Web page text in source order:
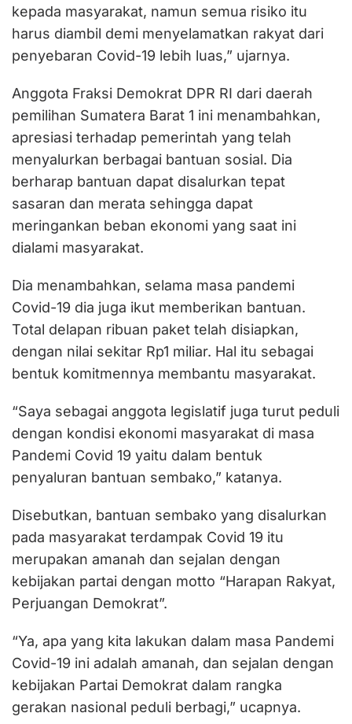
kepada masyarakat, namun semua risiko itu
harus diambil demi menyelamatkan rakyat dari
penyebaran Covid-19 lebih luas,” ujarnya.
Anggota Fraksi Demokrat DPR RI dari daerah
pemilihan Sumatera Barat 1 ini menambahkan,
apresiasi terhadap pemerintah yang telah
menyalurkan berbagai bantuan sosial. Dia
berharap bantuan dapat disalurkan tepat
sasaran dan merata sehingga dapat
meringankan beban ekonomi yang saat ini
dialami masyarakat.
Dia menambahkan, selama masa pandemi
Covid-19 dia juga ikut memberikan bantuan.
Total delapan ribuan paket telah disiapkan,
dengan nilai sekitar Rp1 miliar. Hal itu sebagai
bentuk komitmennya membantu masyarakat.
“Saya sebagai anggota legislatif juga turut peduli
dengan kondisi ekonomi masyarakat di masa
Pandemi Covid 19 yaitu dalam bentuk
penyaluran bantuan sembako,” katanya.
Disebutkan, bantuan sembako yang disalurkan
pada masyarakat terdampak Covid 19 itu
merupakan amanah dan sejalan dengan
kebijakan partai dengan motto “Harapan Rakyat,
Perjuangan Demokrat”.
“Ya, apa yang kita lakukan dalam masa Pandemi
Covid-19 ini adalah amanah, dan sejalan dengan
kebijakan Partai Demokrat dalam rangka
gerakan nasional peduli berbagi,” ucapnya.